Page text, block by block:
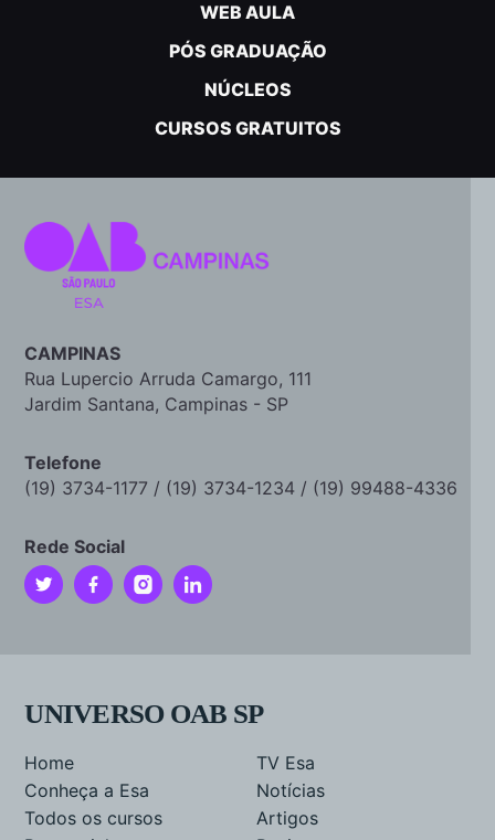
WEB AULA
PÓS GRADUAÇÃO
NÚCLEOS
CURSOS GRATUITOS
CAMPINAS
Rua Lupercio Arruda Camargo, 111
Jardim Santana, Campinas - SP
Telefone
(19) 3734-1177 / (19) 3734-1234 / (19) 99488-4336
Rede Social
UNIVERSO OAB SP
Home
Conheça a Esa
Todos os cursos
TV Esa
Notícias
Artigos